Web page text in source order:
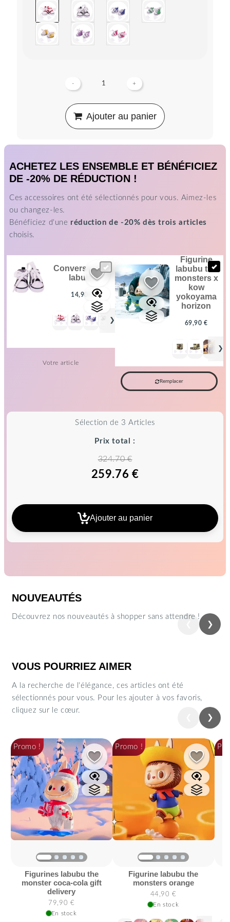
- +
Ajouter au panier
ACHETEZ LES ENSEMBLE ET BÉNÉFICIEZ
DE -20% DE RÉDUCTION !
Ces accessoires ont été sélectionnés pour vous. Aimez-les
ou changez-les.
Bénéficiez d'une réduction de -20% dès trois articles
choisis.
converse pour
labubu
14,90 €
❯
Votre article
+
figurine
labubu the
monsters x
kow
yokoyama
horizon
69,90 €
❯
Remplacer
Sélection de 3 Articles
Prix total :
324.70 €
259.76 €
Ajouter au panier
NOUVEAUTÉS
Découvrez nos nouveautés à shopper sans attendre !
Précédent
❯
VOUS POURRIEZ AIMER
A la recherche de l'élégance, ces articles ont été
sélectionnés pour vous. Pour les ajouter à vos favoris,
cliquez sur le cœur.
Promo !
figurines labubu the
monster coca-cola gift
delivery
79,90 €
En stock
Promo !
figurine labubu the
monsters orange
44,90 €
En stock
Précédent
❯